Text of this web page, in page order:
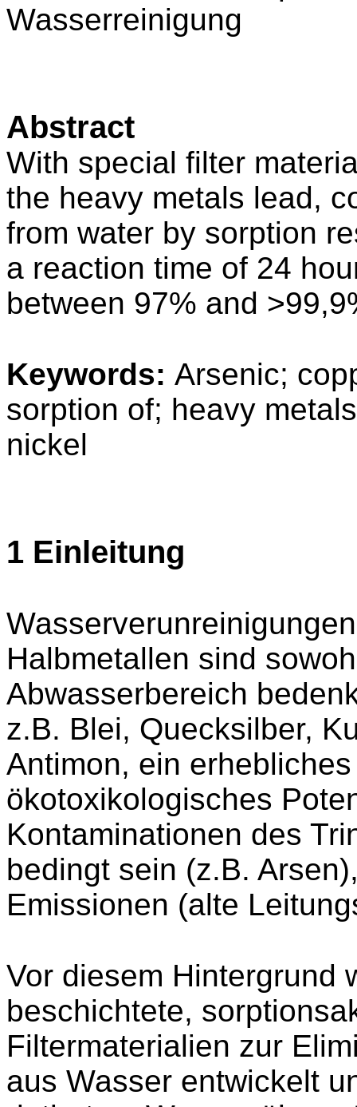
Wasserreinigung
Abstract
With special filter
the heavy metals lead,
from water by sorption
a reaction time of 24
between 97% and
Keywords: Arsenic;
sorption of; heavy
nickel
1 Einleitung
Halbmetallen sind
Abwasserbereich
z.B. Blei, Quecksilber,
Antimon, ein
ökotoxikologisches
Kontaminationen des
bedingt sein (z.B.
Emissionen (alte
Vor diesem Hintergrund
beschichtete,
Filtermaterialien zur
aus Wasser entwickelt